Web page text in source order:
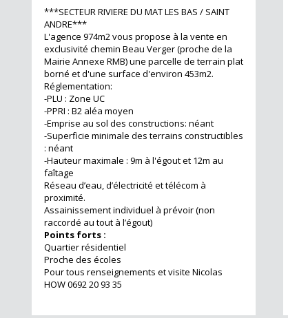
***SECTEUR RIVIERE DU MAT LES BAS / SAINT
ANDRE***
L'agence 974m2 vous propose à la vente en
exclusivité chemin Beau Verger (proche de la
Mairie Annexe RMB) une parcelle de terrain plat
borné et d'une surface d'environ 453m2.
Réglementation:
-PLU : Zone UC
-PPRI : B2 aléa moyen
-Emprise au sol des constructions: néant
-Superficie minimale des terrains constructibles
: néant
-Hauteur maximale : 9m à l'égout et 12m au
faîtage
Réseau d’eau, d’électricité et télécom à
proximité.
Assainissement individuel à prévoir (non
raccordé au tout à l’égout)
Points forts :
Quartier résidentiel
Proche des écoles
Pour tous renseignements et visite Nicolas
HOW 0692 20 93 35